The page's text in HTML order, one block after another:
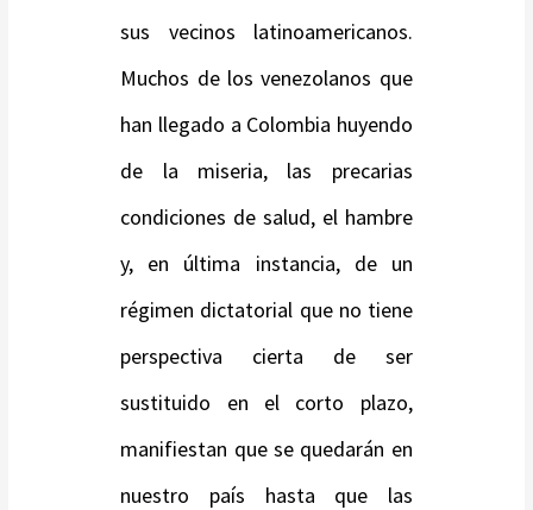
sus vecinos latinoamericanos.
Muchos de los venezolanos que
han llegado a Colombia huyendo
de la miseria, las precarias
condiciones de salud, el hambre
y, en última instancia, de un
régimen dictatorial que no tiene
perspectiva cierta de ser
sustituido en el corto plazo,
manifiestan que se quedarán en
nuestro país hasta que las